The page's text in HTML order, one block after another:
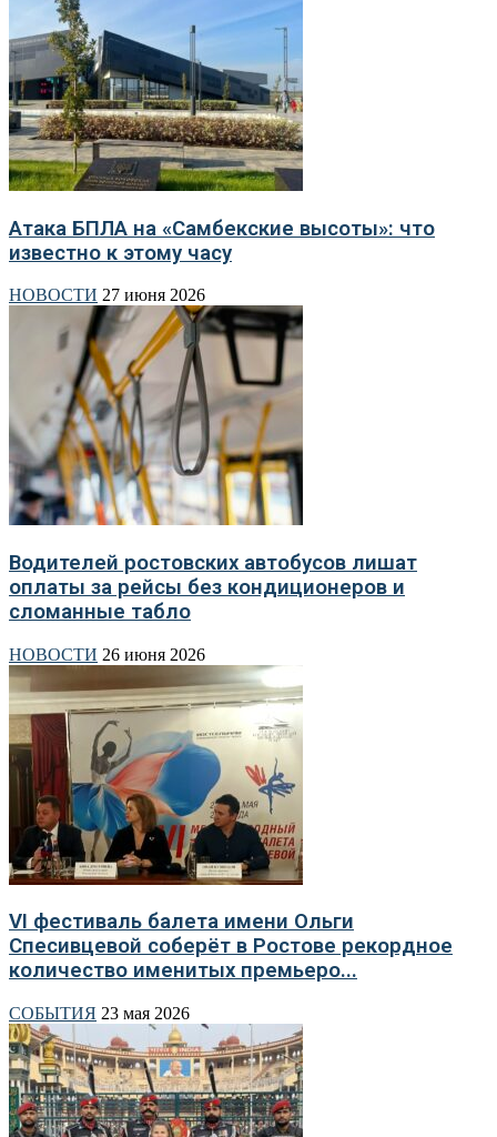
Атака БПЛА на «Самбекские высоты»: что
известно к этому часу
НОВОСТИ 27 июня 2026
Водителей ростовских автобусов лишат
оплаты за рейсы без кондиционеров и
сломанные табло
НОВОСТИ 26 июня 2026
VI фестиваль балета имени Ольги
Спесивцевой соберёт в Ростове рекордное
количество именитых премьеро...
СОБЫТИЯ 23 мая 2026